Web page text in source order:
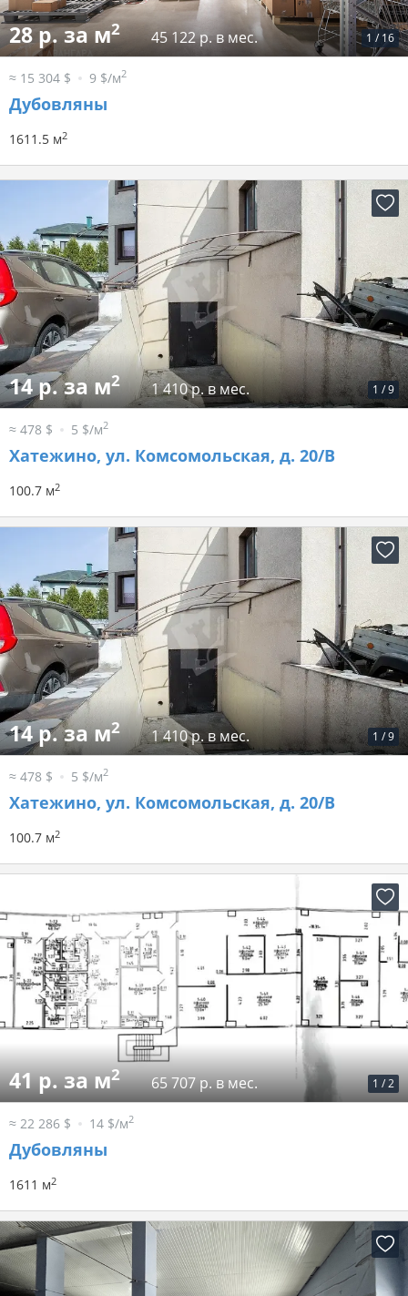
1 / 16
28 р. за м2 45 122 р. в мес.
≈ 15 304 $ 9 $/м2
Дубовляны
1611.5 м2
1 /9
14 р. за м2 1 410 р. в мес.
≈ 478 $ 5 $/м2
Хатежино, ул. Комсомольская, д. 20/В
100.7 м2
1 /9
14 р. за м2 1 410 р. в мес.
≈ 478 $ 5 $/м2
Хатежино, ул. Комсомольская, д. 20/В
100.7 м2
1 /2
41 р. за м2 65 707 р. в мес.
≈ 22 286 $ 14 $/м2
Дубовляны
1611 м2